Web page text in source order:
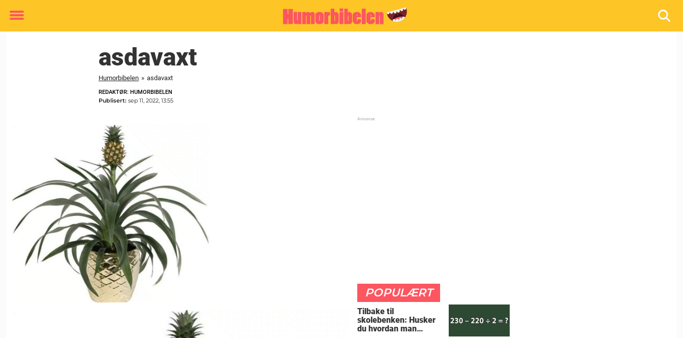
Toggle
asdavaxt
Humorbibelen » asdavaxt
REDAKTØR: HUMORBIBELEN
Publisert: sep 11, 2022, 13:55
POPULÆRT
Tilbake til
skolebenken: Husker
du hvordan man